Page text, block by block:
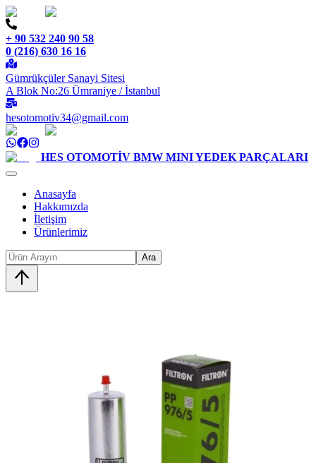
+ 90 532 240 90 58
0 (216) 630 16 16
Gümrükçüler Sanayi Sitesi
A Blok No:26 Ümraniye / İstanbul
hesotomotiv34@gmail.com
HES OTOMOTİV BMW MINI YEDEK PARÇALARI
Anasayfa
Hakkımızda
İletişim
Ürünlerimiz
Ara